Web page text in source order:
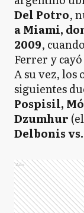
Del Potro,
a Miami,
2009,
Ferrer y
A su vez, los
siguientes
Pospisil,
Dzumhur
Delbonis
Ads